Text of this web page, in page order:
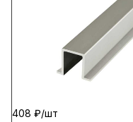
408 ₽/шт